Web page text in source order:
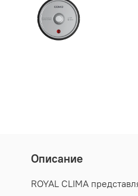
Описание
ROYAL CLIMA